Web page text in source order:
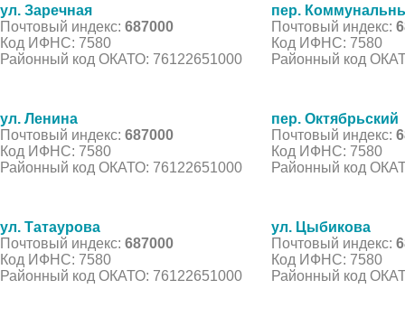
ул. Заречная
Почтовый индекс: 687000
Код ИФНС: 7580
Районный код ОКАТО: 76122651000
пер.
Почтовый индекс:
Код ИФНС: 7580
Районный код
ул. Ленина
Почтовый индекс: 687000
Код ИФНС: 7580
Районный код ОКАТО: 76122651000
пер. Октябрьский
Почтовый индекс:
Код ИФНС: 7580
Районный код
ул. Татаурова
Почтовый индекс: 687000
Код ИФНС: 7580
Районный код ОКАТО: 76122651000
ул. Цыбикова
Почтовый индекс:
Код ИФНС: 7580
Районный код